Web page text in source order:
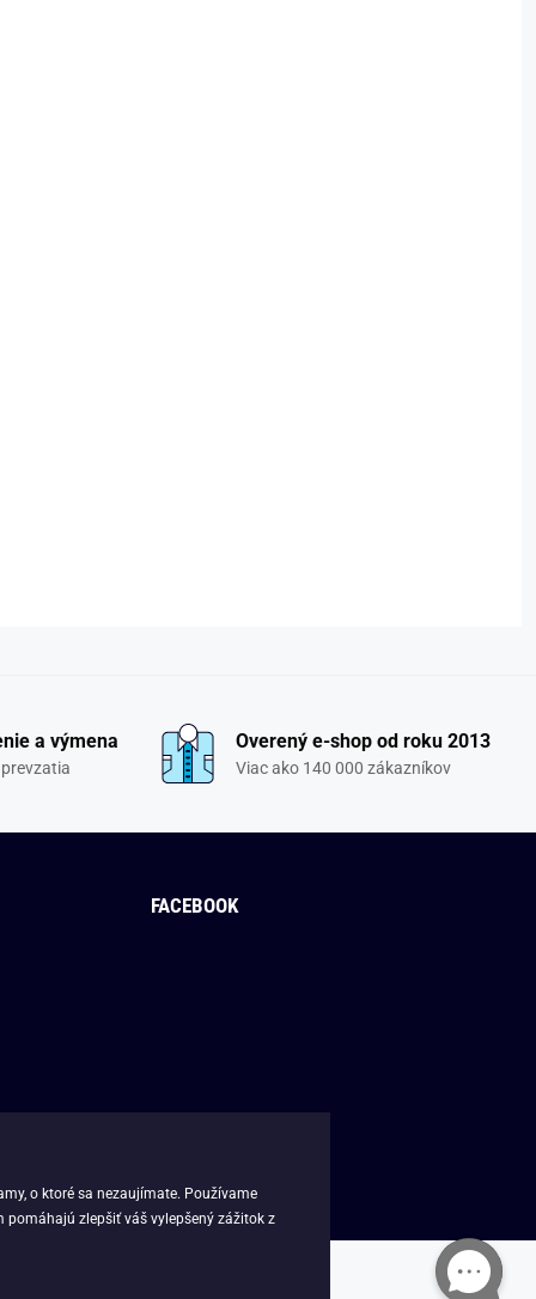
a výmena Overený e-shop od roku 2013
Viac ako 140 000 zákazníkov
FACEBOOK
o ktoré sa nezaujímate. Používame
pomáhajú zlepšiť váš vylepšený zážitok z